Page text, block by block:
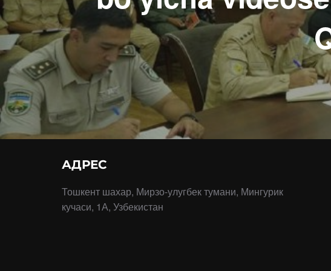
АДРЕС
Тошкент шахар, Мирзо-улугбек тумани, Мингурик
кучаси, 1А, Узбекистан